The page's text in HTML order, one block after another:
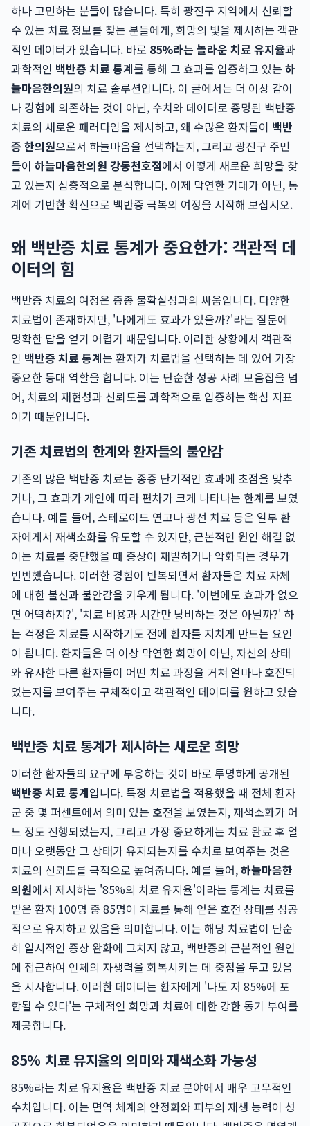
하나 고민하는 분들이 많습니다. 특히 광진구 지역에서 신뢰할
수 있는 치료 정보를 찾는 분들에게, 희망의 빛을 제시하는 객관
적인 데이터가 있습니다. 바로 85%라는 놀라운 치료 유지율과
과학적인 백반증 치료 통계를 통해 그 효과를 입증하고 있는 하
늘마음한의원의 치료 솔루션입니다. 이 글에서는 더 이상 감이
나 경험에 의존하는 것이 아닌, 수치와 데이터로 증명된 백반증
치료의 새로운 패러다임을 제시하고, 왜 수많은 환자들이 백반
증 한의원으로서 하늘마음을 선택하는지, 그리고 광진구 주민
들이 하늘마음한의원 강동천호점에서 어떻게 새로운 희망을 찾
고 있는지 심층적으로 분석합니다. 이제 막연한 기대가 아닌, 통
계에 기반한 확신으로 백반증 극복의 여정을 시작해 보십시오.
왜 백반증 치료 통계가 중요한가: 객관적 데
이터의 힘
백반증 치료의 여정은 종종 불확실성과의 싸움입니다. 다양한
치료법이 존재하지만, '나에게도 효과가 있을까?'라는 질문에
명확한 답을 얻기 어렵기 때문입니다. 이러한 상황에서 객관적
인 백반증 치료 통계는 환자가 치료법을 선택하는 데 있어 가장
중요한 등대 역할을 합니다. 이는 단순한 성공 사례 모음집을 넘
어, 치료의 재현성과 신뢰도를 과학적으로 입증하는 핵심 지표
이기 때문입니다.
기존 치료법의 한계와 환자들의 불안감
기존의 많은 백반증 치료는 종종 단기적인 효과에 초점을 맞추
거나, 그 효과가 개인에 따라 편차가 크게 나타나는 한계를 보였
습니다. 예를 들어, 스테로이드 연고나 광선 치료 등은 일부 환
자에게서 재색소화를 유도할 수 있지만, 근본적인 원인 해결 없
이는 치료를 중단했을 때 증상이 재발하거나 악화되는 경우가
빈번했습니다. 이러한 경험이 반복되면서 환자들은 치료 자체
에 대한 불신과 불안감을 키우게 됩니다. '이번에도 효과가 없으
면 어떡하지?', '치료 비용과 시간만 낭비하는 것은 아닐까?' 하
는 걱정은 치료를 시작하기도 전에 환자를 지치게 만드는 요인
이 됩니다. 환자들은 더 이상 막연한 희망이 아닌, 자신의 상태
와 유사한 다른 환자들이 어떤 치료 과정을 거쳐 얼마나 호전되
었는지를 보여주는 구체적이고 객관적인 데이터를 원하고 있습
니다.
백반증 치료 통계가 제시하는 새로운 희망
이러한 환자들의 요구에 부응하는 것이 바로 투명하게 공개된
백반증 치료 통계입니다. 특정 치료법을 적용했을 때 전체 환자
군 중 몇 퍼센트에서 의미 있는 호전을 보였는지, 재색소화가 어
느 정도 진행되었는지, 그리고 가장 중요하게는 치료 완료 후 얼
마나 오랫동안 그 상태가 유지되는지를 수치로 보여주는 것은
치료의 신뢰도를 극적으로 높여줍니다. 예를 들어,하늘마음한
의원에서 제시하는 '85%의 치료 유지율'이라는 통계는 치료를
받은 환자 100명 중 85명이 치료를 통해 얻은 호전 상태를 성공
적으로 유지하고 있음을 의미합니다. 이는 해당 치료법이 단순
히 일시적인 증상 완화에 그치지 않고, 백반증의 근본적인 원인
에 접근하여 인체의 자생력을 회복시키는 데 중점을 두고 있음
을 시사합니다. 이러한 데이터는 환자에게 '나도 저 85%에 포
함될 수 있다'는 구체적인 희망과 치료에 대한 강한 동기 부여를
제공합니다.
85% 치료 유지율의 의미와 재색소화 가능성
85%라는 치료 유지율은 백반증 치료 분야에서 매우 고무적인
수치입니다. 이는 면역 체계의 안정화와 피부의 재생 능력이 성